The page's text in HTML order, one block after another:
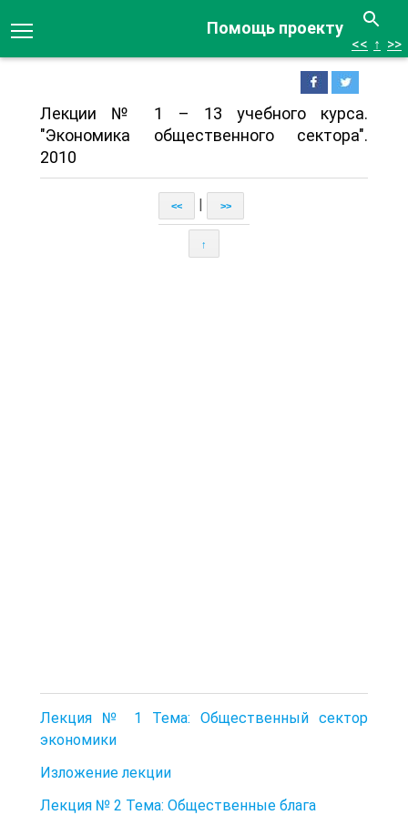
Помощь проекту
<< ↑ >>
Лекции № 1 – 13 учебного курса.
"Экономика общественного сектора".
2010
<< >>
↑
Лекция № 1 Тема: Общественный сектор
экономики
Изложение лекции
Лекция № 2 Тема: Общественные блага